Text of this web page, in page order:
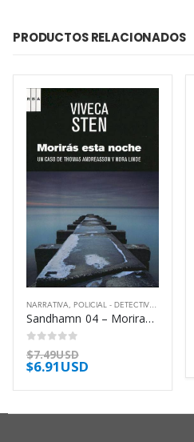
PRODUCTOS RELACIONADOS
NARRATIVA, POLICIAL - DETECTIVES
Sandhamn 04 – Moriras Esta Noche – Sten Viveca
0out of 5
$7.49USD
$6.91USD